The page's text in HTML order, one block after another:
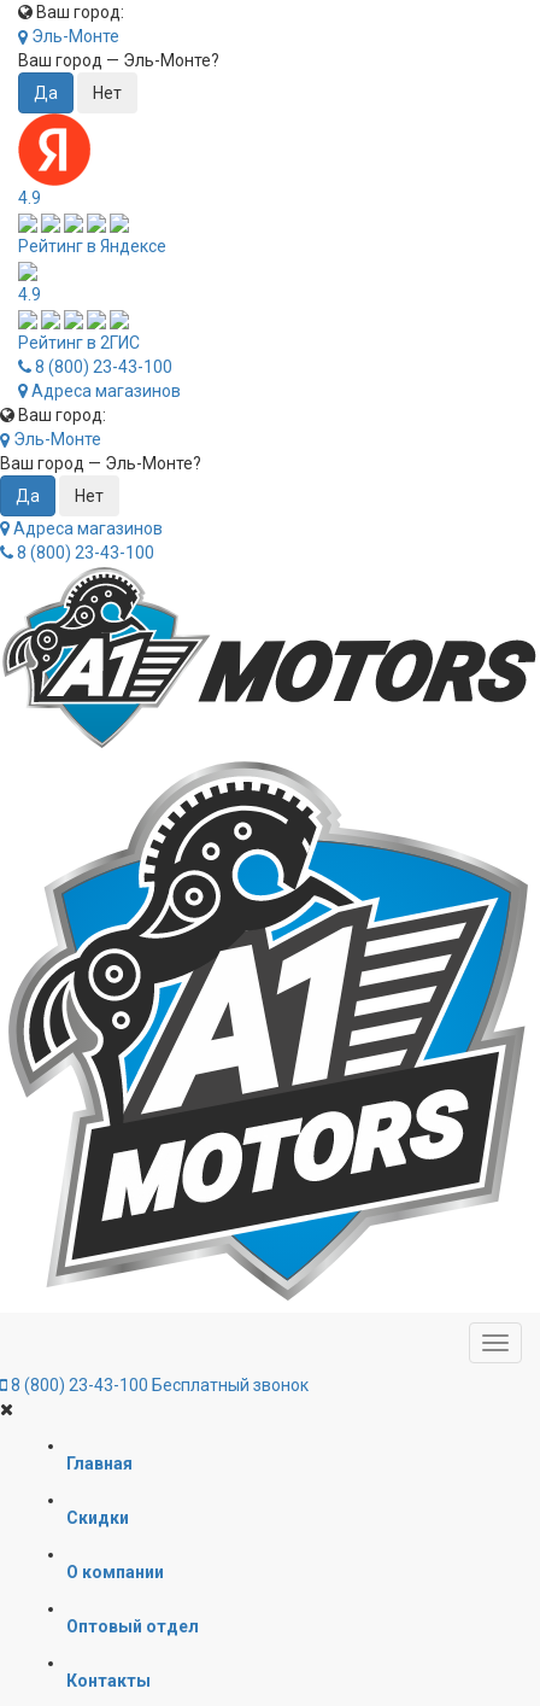
Ваш город:
Эль-Монте
Ваш город — Эль-Монте?
4.9
Рейтинг в Яндексе
4.9
Рейтинг в 2ГИС
8 (800) 23-43-100
Адреса магазинов
Ваш город:
Эль-Монте
Ваш город — Эль-Монте?
Адреса магазинов
8 (800) 23-43-100
8 (800) 23-43-100 Бесплатный звонок
Главная
Скидки
О компании
Оптовый отдел
Контакты